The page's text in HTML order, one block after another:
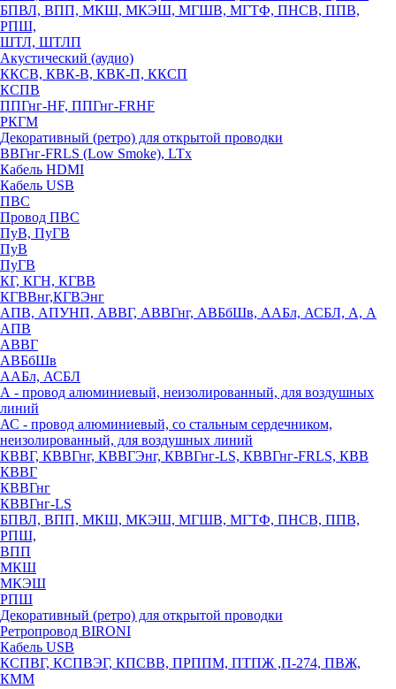
БПВЛ, ВПП, МКШ, МКЭШ, МГШВ, МГТФ, ПНСВ, ППВ,
РПШ,
ШТЛ, ШТЛП
Акустический (аудио)
ККСВ, КВК-В, КВК-П, ККСП
КСПВ
ППГнг-HF, ППГнг-FRHF
РКГМ
Декоративный (ретро) для открытой проводки
ВВГнг-FRLS (Low Smoke), LTx
Кабель HDMI
Кабель USB
ПВС
Провод ПВС
ПуВ, ПуГВ
ПуВ
ПуГВ
КГ, КГН, КГВВ
КГВВнг,КГВЭнг
АПВ, АПУНП, АВВГ, АВВГнг, АВБбШв, ААБл, АСБЛ, А, А
АПВ
АВВГ
АВБбШв
ААБл, АСБЛ
А - провод алюминиевый, неизолированный, для воздушных
линий
АС - провод алюминиевый, со стальным сердечником,
неизолированный, для воздушных линий
КВВГ, КВВГнг, КВВГЭнг, КВВГнг-LS, КВВГнг-FRLS, КВВ
КВВГ
КВВГнг
КВВГнг-LS
БПВЛ, ВПП, МКШ, МКЭШ, МГШВ, МГТФ, ПНСВ, ППВ,
РПШ,
ВПП
МКШ
МКЭШ
РПШ
Декоративный (ретро) для открытой проводки
Ретропровод BIRONI
Кабель USB
КСПВГ, КСПВЭГ, КПСВВ, ПРППМ, ПТПЖ ,П-274, ПВЖ,
КММ